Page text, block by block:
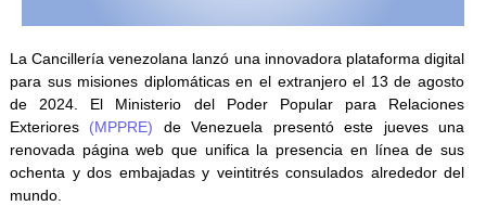
La Cancillería venezolana lanzó una innovadora plataforma digital
para sus misiones diplomáticas en el extranjero el 13 de agosto
de 2024. El Ministerio del Poder Popular para Relaciones
Exteriores (MPPRE) de Venezuela presentó este jueves una
renovada página web que unifica la presencia en línea de sus
ochenta y dos embajadas y veintitrés consulados alrededor del
mundo.